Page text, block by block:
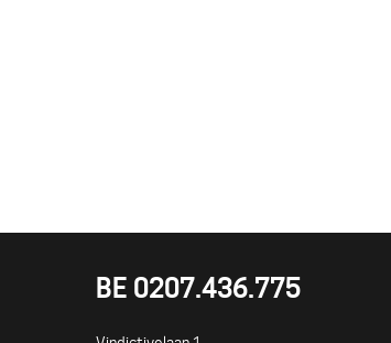
BE 0207.436.775